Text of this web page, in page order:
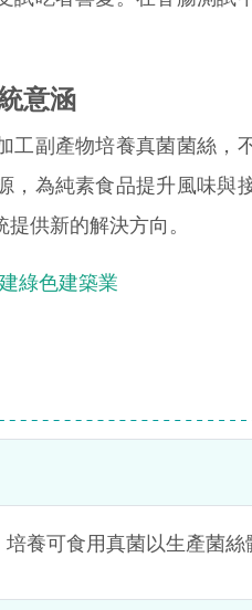
意涵
副產物培養真菌菌絲，不
，為純素食品提升風味與
供新的解決方向。
綠色建築業
養可食用真菌以生產菌絲